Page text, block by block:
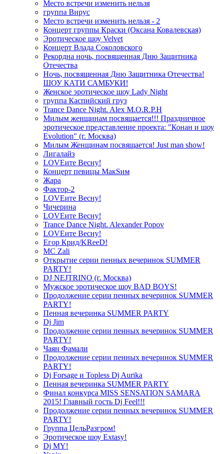
Место встречи изменить нельзя
группа Вирус
Место встречи изменить нельзя - 2
Концерт группы Краски (Оксана Ковалевская)
Эротическое шоу Velvet
Концерт Влада Соколовского
Рекордна ночь, посвященная Дню Защитника
Отечества
Ночь, посвященная Дню Защитника Отечества!
ШОУ КАТИ САМБУКИ!
Женское эротическое шоу Lady Night
группа Каспийский груз
Trance Dance Night. Alex M.O.R.P.H
Милым женщинам посвящается!!! Праздничное
эротическое представление проекта: "Конан и шоу
Evolution" (г. Москва)
Милым Женщинам посвящается! Just man show!
Лигалайз
LOVEите Весну!
Концерт певицы МакSим
Жара
Фактор-2
LOVEите Весну!
Чичерина
LOVEите Весну!
Trance Dance Night. Alexander Popov
LOVEите Весну!
Егор Крид/KReeD!
MC Zali
Открытие серии пенных вечеринок SUMMER
PARTY!
DJ NEJTRINO (г. Москва)
Мужское эротическое шоу BAD BOYS!
Продолжение серии пенных вечеринок SUMMER
PARTY!
Пенная вечеринка SUMMER PARTY
Dj Jim
Продолжение серии пенных вечеринок SUMMER
PARTY!
Чаян Фамали
Продолжение серии пенных вечеринок SUMMER
PARTY!
Dj Forsage и Topless Dj Aurika
Пенная вечеринка SUMMER PARTY
Финал конкурса MISS SENSATION SAMARA
2015! Главный гость Dj Feel!!!
Продолжение серии пенных вечеринок SUMMER
PARTY!
Группа ЦельРазгром!
Эротическое шоу Extasy!
Dj MY!